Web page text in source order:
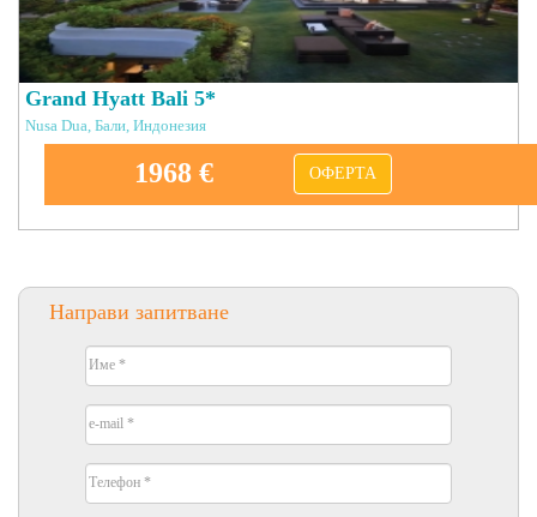
Grand Hyatt Bali 5*
Nusa Dua, Бали, Индонезия
1968 € ОФЕРТА
Направи запитване